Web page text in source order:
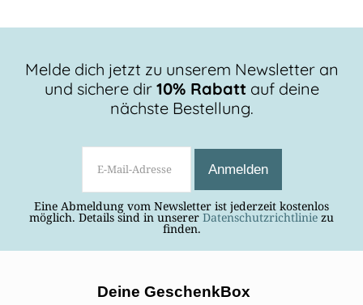
Melde dich jetzt zu unserem Newsletter an
und sichere dir 10% Rabattauf deine
nächste Bestellung.
Eine Abmeldung vom Newsletter ist jederzeit kostenlos
möglich. Details sind in unserer Datenschutzrichtlinie zu
finden.
Deine GeschenkBox